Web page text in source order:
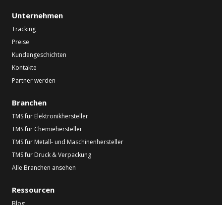
Unternehmen
Tracking
Preise
Kundengeschichten
Kontakte
Partner werden
Branchen
TMS für Elektronikhersteller
TMS für Chemiehersteller
TMS für Metall- und Maschinenhersteller
TMS für Druck & Verpackung
Alle Branchen ansehen
Ressourcen